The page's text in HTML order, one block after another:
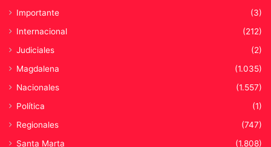
Importante
(3)
Internacional
(212)
Judiciales
(2)
Magdalena
(1.035)
Nacionales
(1.557)
Política
(1)
Regionales
(747)
Santa Marta
(1.808)